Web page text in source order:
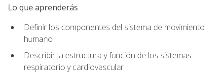
Lo que aprenderás
Definir los componentes del sistema de movimiento
humano
Describir la estructura y función de los sistemas
respiratorio y cardiovascular